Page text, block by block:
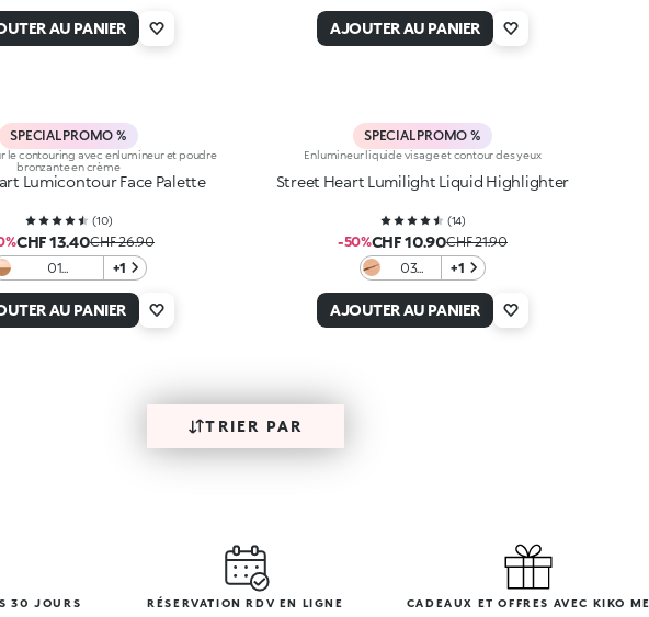
Hazelnut
AU PANIER
Yellow
Sketch
AJOUTER AU PANIER
SPECIAL PROMO %
le contouring avec enlumineur et poudre
bronzante en crème
Lumicontour Face Palette
(10)
CHF 13.40CHF 26.90
01
Champagne
& Hazelnut​
+1
AU PANIER
SPECIAL PROMO %
Enlumineur liquide visage et contour des yeux
Street Heart Lumilight Liquid Highlighter
(14)
-50%CHF 10.90CHF 21.90
03
Cupid'S
Copper
+1
AJOUTER AU PANIER
TRIER PAR
30 JOURS RÉSERVATION RDV EN LIGNE CADEAUX ET OFFRES AVEC KIKO ME